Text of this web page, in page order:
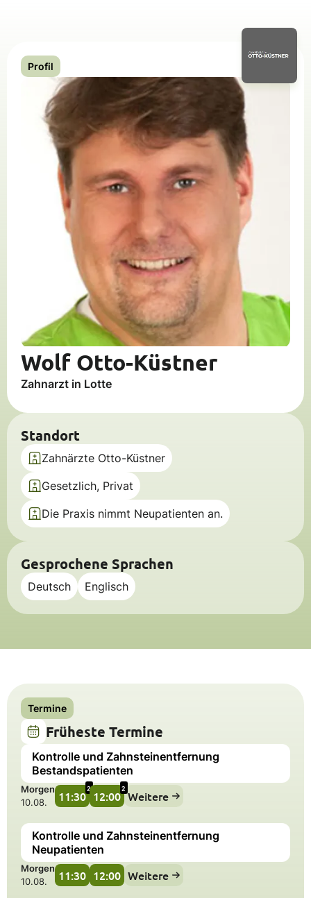
Profil
Wolf Otto-Küstner
Zahnarzt in Lotte
Standort
Zahnärzte Otto-Küstner
Gesetzlich, Privat
Die Praxis nimmt Neupatienten an.
Gesprochene Sprachen
Deutsch Englisch
Termine
Früheste Termine
Kontrolle und Zahnsteinentfernung
Bestandspatienten
Morgen
10.08.
11:30
2
12:00
2
Weitere
Kontrolle und Zahnsteinentfernung
Neupatienten
Morgen
10.08.
11:30 12:00 Weitere